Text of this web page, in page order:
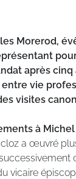
Morerod,
après
vie
visites
à
a œuvré
vicaire